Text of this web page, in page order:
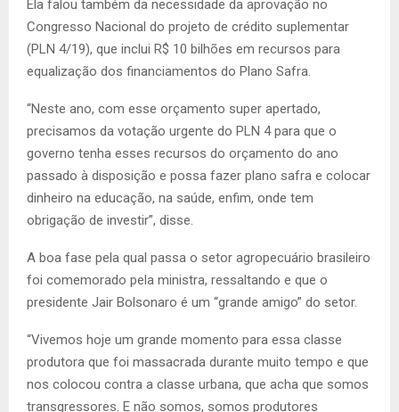
Ela falou também da necessidade da aprovação no
Congresso Nacional do projeto de crédito suplementar
(PLN 4/19), que inclui R$ 10 bilhões em recursos para
equalização dos financiamentos do Plano Safra.
“Neste ano, com esse orçamento super apertado,
precisamos da votação urgente do PLN 4 para que o
governo tenha esses recursos do orçamento do ano
passado à disposição e possa fazer plano safra e colocar
dinheiro na educação, na saúde, enfim, onde tem
obrigação de investir”, disse.
A boa fase pela qual passa o setor agropecuário brasileiro
foi comemorado pela ministra, ressaltando e que o
presidente Jair Bolsonaro é um “grande amigo” do setor.
“Vivemos hoje um grande momento para essa classe
produtora que foi massacrada durante muito tempo e que
nos colocou contra a classe urbana, que acha que somos
transgressores. E não somos, somos produtores